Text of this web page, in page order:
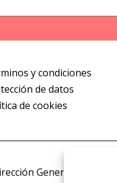
y condiciones
de datos
de cookies
General del